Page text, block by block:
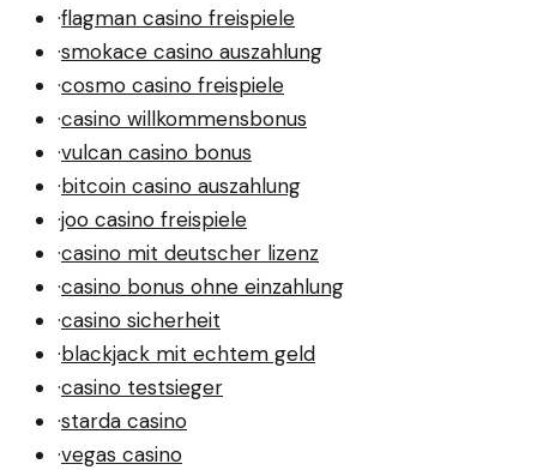
·flagman casino freispiele
·smokace casino auszahlung
·cosmo casino freispiele
·casino willkommensbonus
·vulcan casino bonus
·bitcoin casino auszahlung
·joo casino freispiele
·casino mit deutscher lizenz
·casino bonus ohne einzahlung
·casino sicherheit
·blackjack mit echtem geld
·casino testsieger
·starda casino
·vegas casino